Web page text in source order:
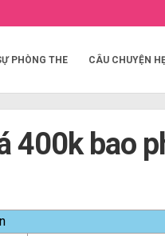
PHÒNG THE CÂU CHUYỆN
400k bao